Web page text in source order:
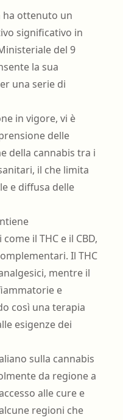
ha ottenuto un
significativo in
del 9
la sua
una serie di
in vigore, vi è
delle
della cannabis tra i
il che limita
e diffusa delle
il THC e il CBD,
Il THC
mentre il
e
così una terapia
esigenze dei
sulla cannabis
da regione a
alle cure e
regioni che